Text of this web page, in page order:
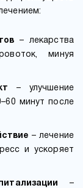
– лекарства
минуя
– улучшение
минут после
– лечение
и ускоряет
–